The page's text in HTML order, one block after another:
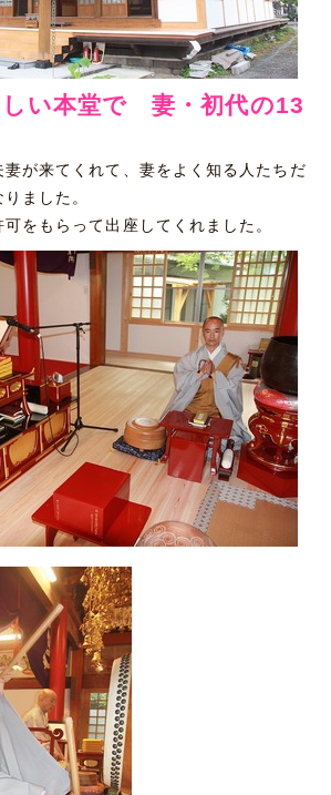
しい本堂で 妻・初代の13
が来てくれて、妻をよく知る人たちだ
ました。
をもらって出座してくれました。